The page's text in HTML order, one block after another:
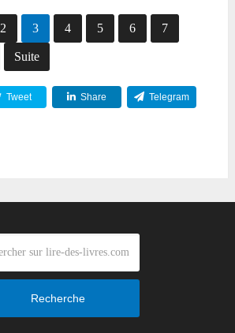
2 3 4 5 6 7
Suite
Tweet Share Telegram
Recherche